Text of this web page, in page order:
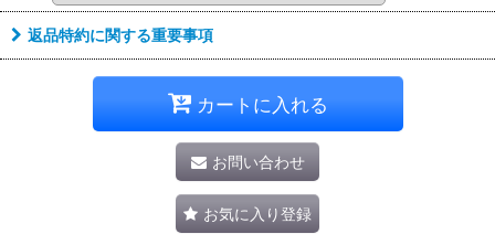
返品特約に関する重要事項
カートに入れる
お問い合わせ
お気に入り登録